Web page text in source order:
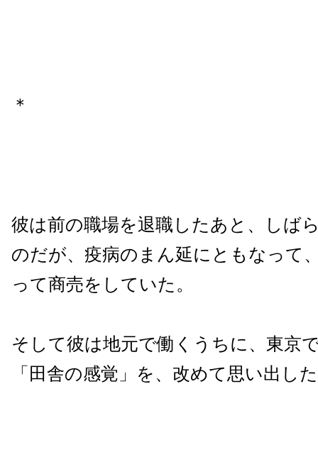
＊
彼は前の職場を退職したあと、しば
のだが、疫病のまん延にともなって
って商売をしていた。
そして彼は地元で働くうちに、東京
「田舎の感覚」を、改めて思い出し